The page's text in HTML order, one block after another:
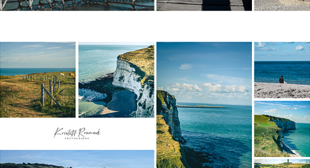
2019
Antifer - Etretat